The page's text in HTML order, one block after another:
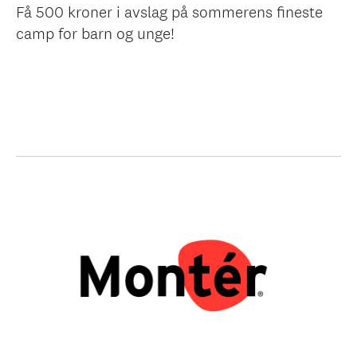
Få 500 kroner i avslag på sommerens fineste
camp for barn og unge!